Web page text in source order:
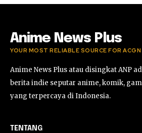
Anime News Plus
YOUR MOST RELIABLE SOURCE FOR ACGN
Anime News Plus atau disingkat ANP
berita indie seputar anime, komik,
yang terpercaya di Indonesia.
TENTANG